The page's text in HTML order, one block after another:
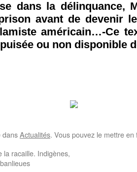
dans la délinquance,
avant de devenir
américain…-Ce
ou non disponible
dansActualités. Vous pouvez le mettre
la racaille. Indigènes,